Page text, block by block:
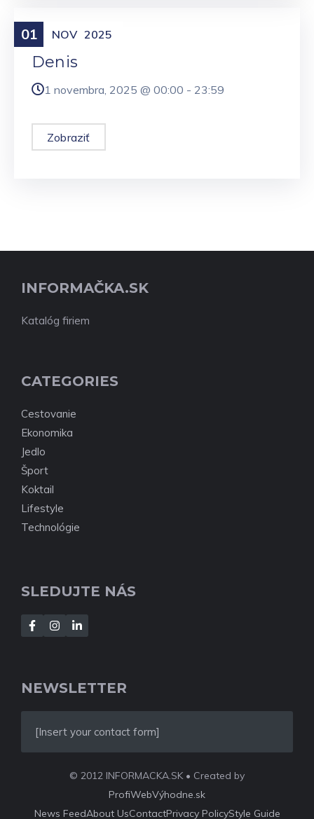
01 NOV 2025
Meniny
Denis
1 novembra, 2025 @ 00:00 - 23:59
Zobraziť
INFORMAČKA.SK
Katalóg firiem
CATEGORIES
Cestovanie
Ekonomika
Jedlo
Šport
Koktail
Lifestyle
Technológie
SLEDUJTE NÁS
NEWSLETTER
[Insert your contact form]
© 2012 INFORMACKA.SK • Created by
ProfiWebVýhodne.sk
News FeedAbout UsContactPrivacy PolicyStyle Guide